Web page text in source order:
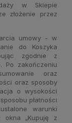
w Sklepie
złożenie przez
umowy - w
do Koszyka
zgodnie z
Po zakończeniu
oraz
oraz sposoby
o wysokości
płatności
warunki
okna „Kupuję z